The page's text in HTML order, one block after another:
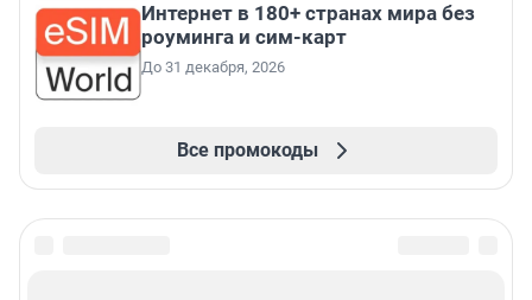
Интернет в 180+ странах мира без
роуминга и сим-карт
До 31 декабря, 2026
Все промокоды